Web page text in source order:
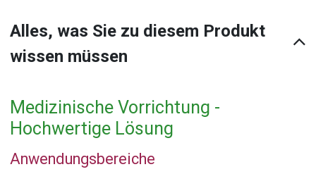
Alles, was Sie zu diesem Produkt
wissen müssen
Medizinische Vorrichtung -
Hochwertige Lösung
Anwendungsbereiche